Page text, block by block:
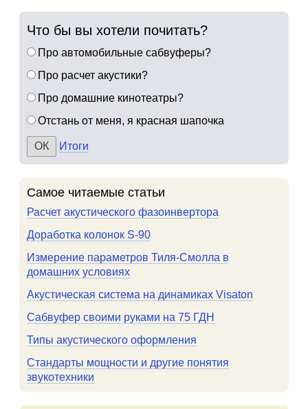
Что бы вы хотели почитать?
Про автомобильные сабвуферы?
Про расчет акустики?
Про домашние кинотеатры?
Отстань от меня, я красная шапочка
Итоги
Самое читаемые статьи
Расчет акустического фазоинвертора
Доработка колонок S-90
Измерение параметров Тиля-Смолла в
домашних условиях
Акустическая система на динамиках Visaton
Сабвуфер своими руками на 75 ГДН
Типы акустического оформления
Стандарты мощности и другие понятия
звукотехники